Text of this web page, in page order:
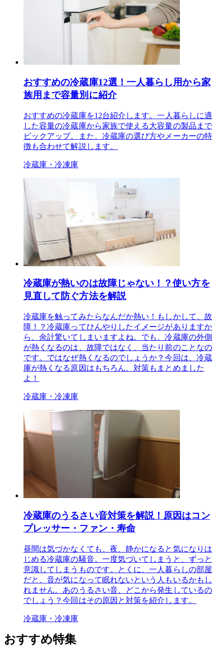
おすすめの冷蔵庫12選！一人暮らし用から家
族用まで容量別に紹介
おすすめの冷蔵庫を12台紹介します。一人暮らしに適
した容量の冷蔵庫から家族で使える大容量の製品まで
ピックアップ。また、冷蔵庫の選び方やメーカーの特
徴も合わせて解説します。
冷蔵庫・冷凍庫
冷蔵庫が熱いのは故障じゃない！？使い方を
見直して防ぐ方法を解説
冷蔵庫を触ってみたらなんだか熱い！もしかして、故
障！？冷蔵庫ってひんやりしたイメージがありますか
ら、余計驚いてしまいますよね。でも、冷蔵庫の外側
が熱くなるのは、故障ではなく、当たり前のことなの
です。ではなぜ熱くなるのでしょうか？今回は、冷蔵
庫が熱くなる原因はもちろん、対策もまとめました
よ！
冷蔵庫・冷凍庫
冷蔵庫のうるさい音対策を解説！原因はコン
プレッサー・ファン・寿命
昼間は気づかなくても、夜、静かになると気になりは
じめる冷蔵庫の騒音。一度気づいてしまうと、ずっと
意識してしまうものです。とくに、一人暮らしの部屋
だと、音が気になって眠れないという人もいるかもし
れません。あのうるさい音、どこから発生しているの
でしょう？今回はその原因と対策を紹介します。
冷蔵庫・冷凍庫
おすすめ特集